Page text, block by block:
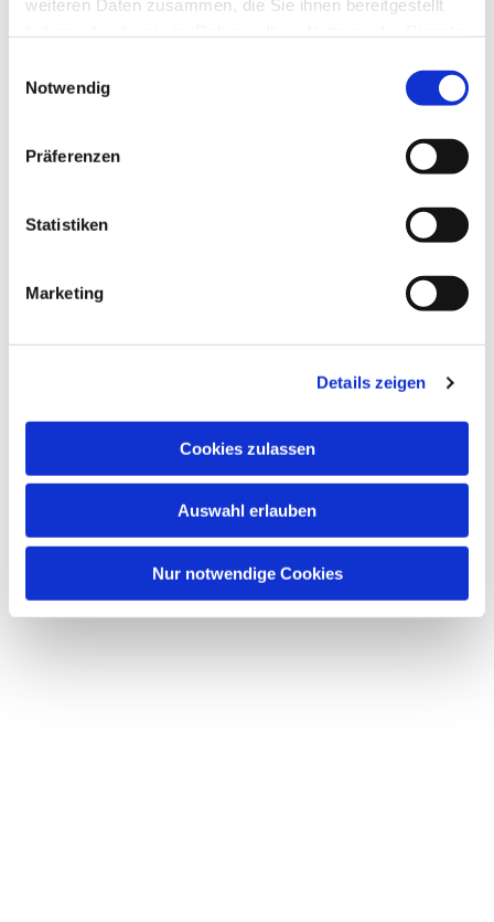
weiteren Daten zusammen, die Sie ihnen bereitgestellt
Notwendig
Präferenzen
Statistiken
Marketing
Details zeigen
Cookies zulassen
Auswahl erlauben
Nur notwendige Cookies